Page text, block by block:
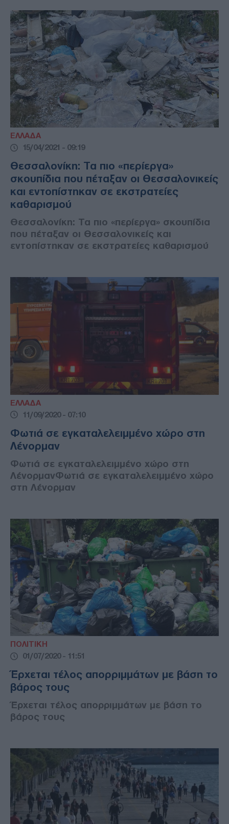
ΕΛΛΑΔΑ
15/04/2021 - 09:19
Θεσσαλονίκη: Τα πιο «περίεργα»
σκουπίδια που πέταξαν οι Θεσσαλονικείς
και εντοπίστηκαν σε εκστρατείες
καθαρισμού
Θεσσαλονίκη: Τα πιο «περίεργα» σκουπίδια
που πέταξαν οι Θεσσαλονικείς και
εντοπίστηκαν σε εκστρατείες καθαρισμού
ΕΛΛΑΔΑ
11/09/2020 - 07:10
Φωτιά σε εγκαταλελειμμένο χώρο στη
Λένορμαν
Φωτιά σε εγκαταλελειμμένο χώρο στη
ΛένορμανΦωτιά σε εγκαταλελειμμένο χώρο
στη Λένορμαν
ΠΟΛΙΤΙΚΗ
01/07/2020 - 11:51
Έρχεται τέλος απορριμμάτων με βάση το
βάρος τους
Έρχεται τέλος απορριμμάτων με βάση το
βάρος τους